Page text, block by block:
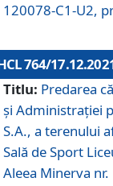
120078-C1-U2,
764/
Titlu: Predarea
și Administrației
S.A., a terenului
Sală de Sport
Aleea Minerva